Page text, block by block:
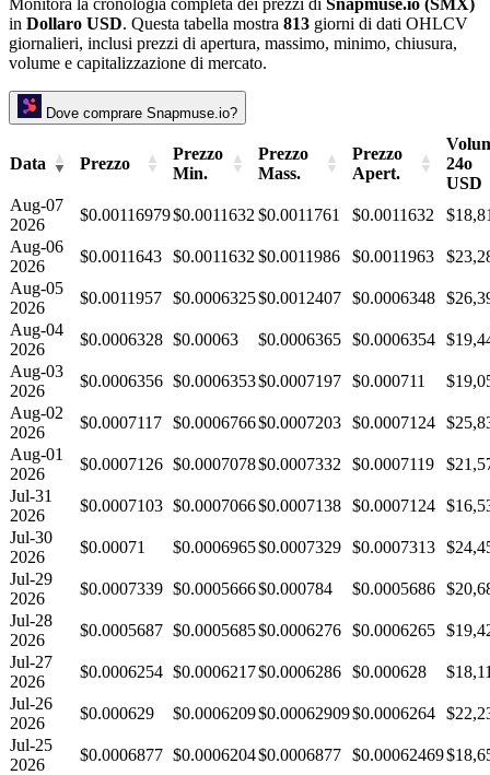
in Dollaro USD. Questa tabella mostra 813 giorni di dati OHLCV
giornalieri, inclusi prezzi di apertura, massimo, minimo, chiusura,
volume e capitalizzazione di mercato.
Dove comprare Snapmuse.io?
Data Prezzo
Prezzo
Min.
Prezzo
Mass.
Prezzo
Apert.
24o
USD
Aug-07
2026
$0.00116979$0.0011632 $0.0011761 $0.0011632
Aug-06
2026
$0.0011643 $0.0011632 $0.0011986 $0.0011963
Aug-05
2026
$0.0011957 $0.0006325$0.0012407 $0.0006348
Aug-04
2026
$0.0006328 $0.00063 $0.0006365 $0.0006354
Aug-03
2026
$0.0006356 $0.0006353$0.0007197 $0.000711
Aug-02
2026
$0.0007117 $0.0006766$0.0007203 $0.0007124
Aug-01
2026
$0.0007126 $0.0007078$0.0007332 $0.0007119
Jul-31
2026
$0.0007103 $0.0007066$0.0007138 $0.0007124
Jul-30
2026
$0.00071 $0.0006965$0.0007329 $0.0007313
Jul-29
2026
$0.0007339 $0.0005666$0.000784 $0.0005686
Jul-28
2026
$0.0005687 $0.0005685$0.0006276 $0.0006265
Jul-27
2026
$0.0006254 $0.0006217$0.0006286 $0.000628
Jul-26
2026
$0.000629 $0.0006209$0.00062909$0.0006264
Jul-25
2026
$0.0006877 $0.0006204$0.0006877 $0.00062469